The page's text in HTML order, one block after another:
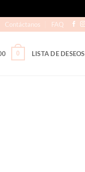
Contáctanos FAQ
0 LISTA DE DESEOS